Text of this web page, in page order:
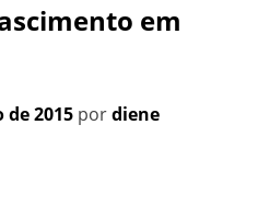
em
de 2015 pordiene